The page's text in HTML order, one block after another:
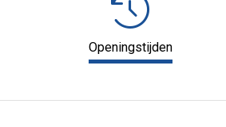
Openingstijden